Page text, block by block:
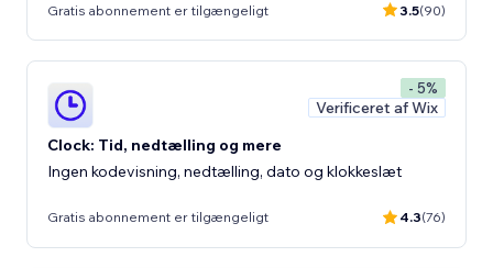
Gratis abonnement er tilgængeligt 3.5(90)
- 5%
Verificeret af Wix
Clock: Tid, nedtælling og mere
Ingen kodevisning, nedtælling, dato og klokkeslæt
Gratis abonnement er tilgængeligt 4.3(76)